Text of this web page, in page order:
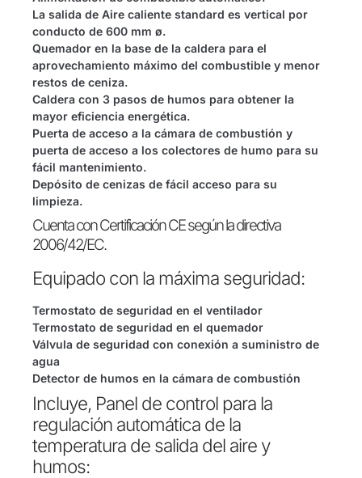
La salida de Aire caliente standard es vertical por
conducto de 600 mm ø.
Quemador en la base de la caldera para el
aprovechamiento máximo del combustible y menor
restos de ceniza.
Caldera con 3 pasos de humos para obtener la
mayor eficiencia energética.
Puerta de acceso a la cámara de combustión y
puerta de acceso a los colectores de humo para su
fácil mantenimiento.
Depósito de cenizas de fácil acceso para su
limpieza.
Cuenta con Certificación CE según la directiva
2006/42/EC.
Equipado con la máxima seguridad:
Termostato de seguridad en el ventilador
Termostato de seguridad en el quemador
Válvula de seguridad con conexión a suministro de
agua
Detector de humos en la cámara de combustión
Incluye, Panel de control para la
regulación automática de la
temperatura de salida del aire y
humos: